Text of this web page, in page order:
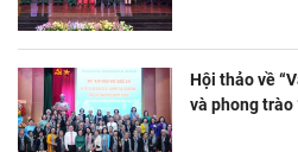
Hội thảo về
và phong trào